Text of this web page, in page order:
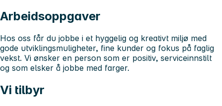
Arbeidsoppgaver
Hos oss får du jobbe i et hyggelig og kreativt miljø med
gode utviklingsmuligheter, fine kunder og fokus på faglig
vekst. Vi ønsker en person som er positiv, serviceinnstilt
og som elsker å jobbe med farger.
Vi tilbyr